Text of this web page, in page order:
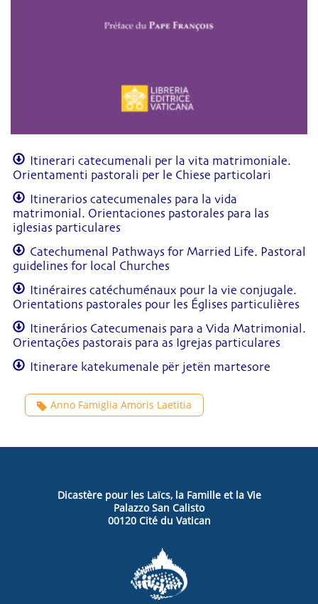
Itinerari catecumenali per la vita matrimoniale.
Orientamenti pastorali per le Chiese particolari
Itinerarios catecumenales para la vida
matrimonial. Orientaciones pastorales para las
iglesias particulares
Catechumenal Pathways for Married Life. Pastoral
guidelines for local Churches
Itinéraires catéchuménaux pour la vie conjugale.
Orientations pastorales pour les Églises particulières
Itinerários Catecumenais para a Vida Matrimonial.
Orientações pastorais para as Igrejas particulares
Itinerare katekumenale për jetën martesore
Anno Famiglia Amoris Laetitia
Dicastère pour les Laïcs, la Famille et la Vie
Palazzo San Calisto
00120 Cité du Vatican